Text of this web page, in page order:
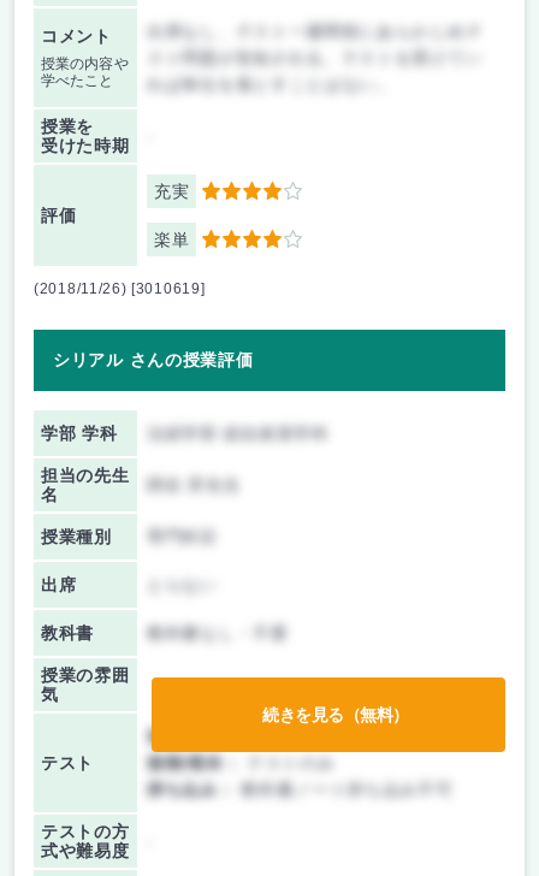
コメント
授業の内容や
学べたこと
出席なし、テスト一週間前にあらかじめテ
スト問題が告知される。テストを受けてい
授業を
受けた時期
評価
充実 4
楽単 4
(2018/11/26) [3010619]
シリアル さんの授業評価
学部 学科 法経学部 総合政策学科
担当の先生
名
授業種別
出席
教科書 教科書なし・不要
授業の雰囲
気
テスト
前期/中間：
後期/期末：
持ち込み：
教科書ノート持ち込み不可
テストの方
式や難易度
続きを見る（無料）